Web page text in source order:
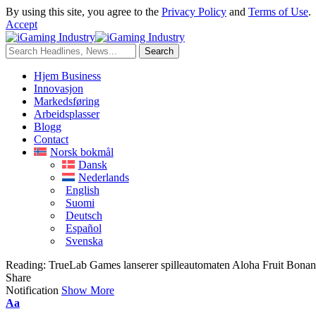
By using this site, you agree to the Privacy Policy and Terms of Use.
Accept
Hjem Business
Innovasjon
Markedsføring
Arbeidsplasser
Blogg
Contact
Norsk bokmål
Dansk
Nederlands
English
Suomi
Deutsch
Español
Svenska
Reading: TrueLab Games lanserer spilleautomaten Aloha Fruit
Share
Notification Show More
Aa